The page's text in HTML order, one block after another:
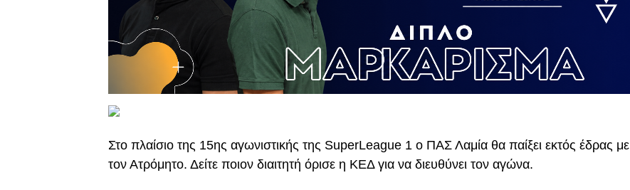
Στο πλαίσιο της 15ης αγωνιστικής της SuperLeague 1 ο ΠΑΣ Λαμία θα παίξει εκτός έδρας με
τον Ατρόμητο. Δείτε ποιον διαιτητή όρισε η ΚΕΔ για να διευθύνει τον αγώνα.